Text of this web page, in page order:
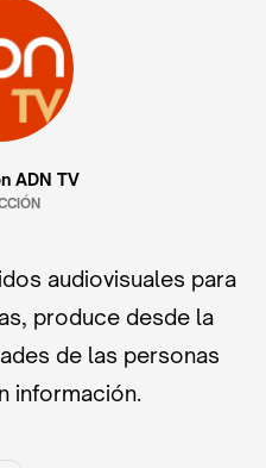
ADN TV
audiovisuales para
produce desde la
de las personas
información.